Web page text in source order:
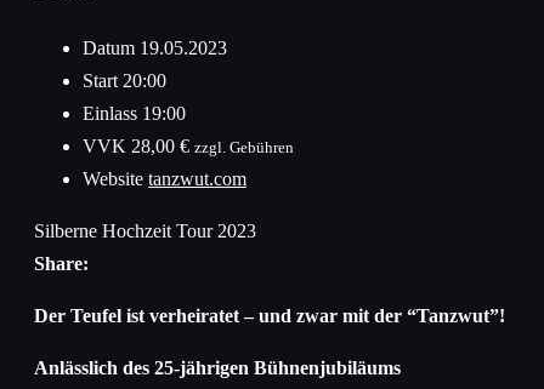
Datum 19.05.2023
Start 20:00
Einlass 19:00
VVK 28,00 € zzgl. Gebühren
Website tanzwut.com
Silberne Hochzeit Tour 2023
Share:
Der Teufel ist verheiratet – und zwar mit der “Tanzwut”!
Anlässlich des 25-jährigen Bühnenjubiläums